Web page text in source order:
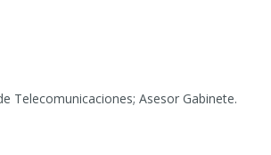
Telecomunicaciones; Asesor Gabinete.